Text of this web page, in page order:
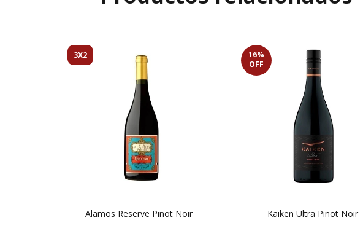
3X2
Alamos Reserve Pinot Noir
16%
OFF
Kaiken Ultra Pinot Noir